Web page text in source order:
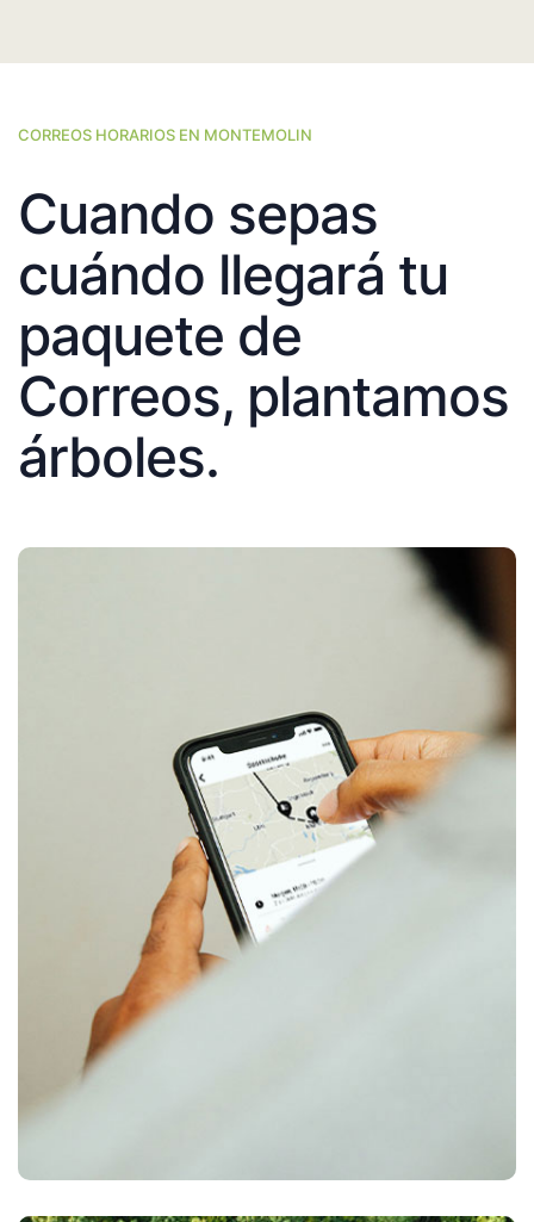
CORREOS HORARIOS EN MONTEMOLIN
Cuando sepas
cuándo llegará tu
paquete de
Correos, plantamos
árboles.